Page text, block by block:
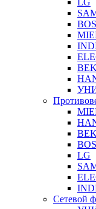
LG
LG
Сетевой